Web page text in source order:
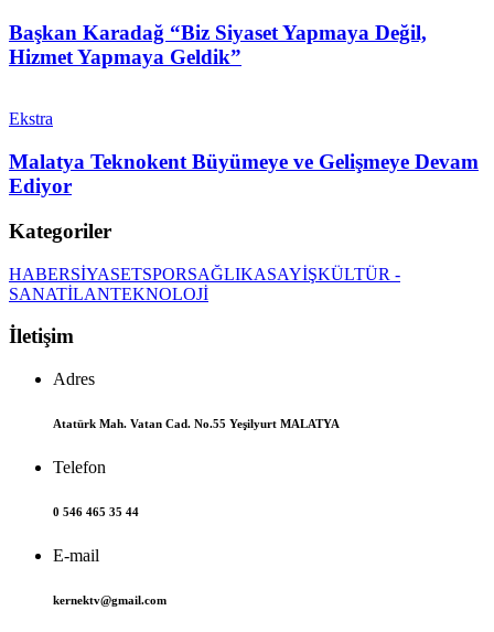
Başkan Karadağ “Biz Siyaset Yapmaya Değil,
Hizmet Yapmaya Geldik”
Ekstra
Malatya Teknokent Büyümeye ve Gelişmeye Devam
Ediyor
Kategoriler
HABERSİYASETSPORSAĞLIKASAYİŞKÜLTÜR -
SANATİLANTEKNOLOJİ
İletişim
Adres
Atatürk Mah. Vatan Cad. No.55 Yeşilyurt MALATYA
Telefon
0 546 465 35 44
E-mail
kernektv@gmail.com